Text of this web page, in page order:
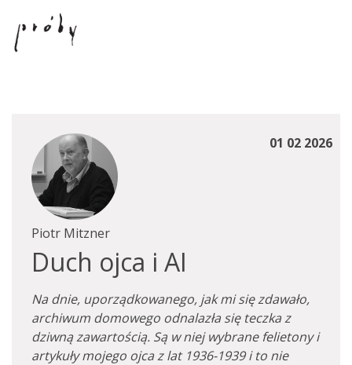
01 02 2026
Piotr Mitzner
Duch ojca i AI
Na dnie, uporządkowanego, jak mi się zdawało,
archiwum domowego odnalazła się teczka z
dziwną zawartością. Są w niej wybrane felietony i
artykuły mojego ojca z lat 1936-1939 i to nie